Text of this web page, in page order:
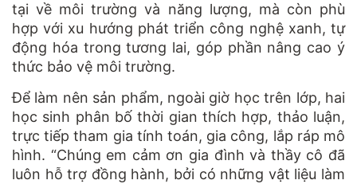
tại về môi trường và năng lượng, mà còn phù
hợp với xu hướng phát triển công nghệ xanh, tự
động hóa trong tương lai, góp phần nâng cao ý
thức bảo vệ môi trường.
Để làm nên sản phẩm, ngoài giờ học trên lớp, hai
học sinh phân bố thời gian thích hợp, thảo luận,
trực tiếp tham gia tính toán, gia công, lắp ráp mô
hình. “Chúng em cảm ơn gia đình và thầy cô đã
luôn hỗ trợ đồng hành, bởi có những vật liệu làm